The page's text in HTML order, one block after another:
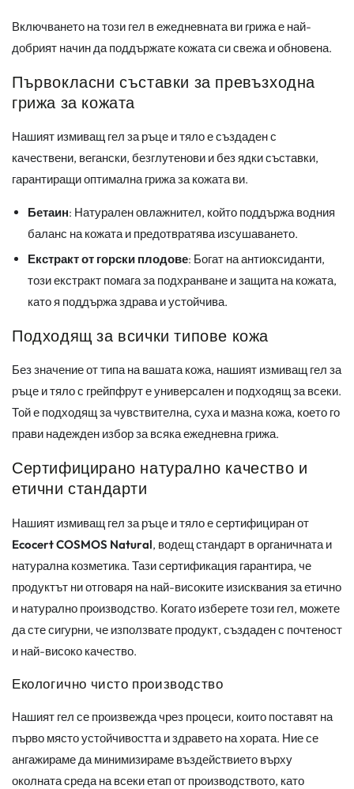
Включването на този гел в ежедневната ви грижа е най-
добрият начин да поддържате кожата си свежа и обновена.
Първокласни съставки за превъзходна
грижа за кожата
Нашият измиващ гел за ръце и тяло е създаден с
качествени, вегански, безглутенови и без ядки съставки,
гарантиращи оптимална грижа за кожата ви.
Бетаин: Натурален овлажнител, който поддържа водния
баланс на кожата и предотвратява изсушаването.
Екстракт от горски плодове: Богат на антиоксиданти,
този екстракт помага за подхранване и защита на кожата,
като я поддържа здрава и устойчива.
Подходящ за всички типове кожа
Без значение от типа на вашата кожа, нашият измиващ гел за
ръце и тяло с грейпфрут е универсален и подходящ за всеки.
Той е подходящ за чувствителна, суха и мазна кожа, което го
прави надежден избор за всяка ежедневна грижа.
Сертифицирано натурално качество и
етични стандарти
Нашият измиващ гел за ръце и тяло е сертифициран от
Ecocert COSMOS Natural, водещ стандарт в органичната и
натурална козметика. Тази сертификация гарантира, че
продуктът ни отговаря на най-високите изисквания за етично
и натурално производство. Когато изберете този гел, можете
да сте сигурни, че използвате продукт, създаден с почтеност
и най-високо качество.
Екологично чисто производство
Нашият гел се произвежда чрез процеси, които поставят на
първо място устойчивостта и здравето на хората. Ние се
ангажираме да минимизираме въздействието върху
околната среда на всеки етап от производството, като